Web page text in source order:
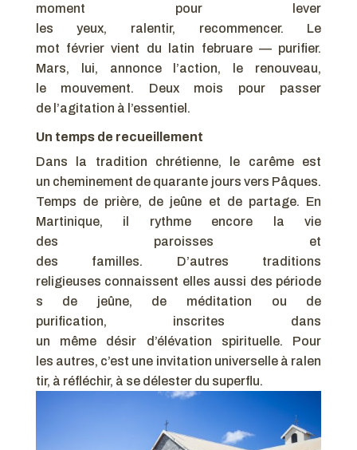
moment pour lever
les yeux, ralentir, recommencer. Le
mot février vient du latin februare — purifier.
Mars, lui, annonce l’action, le renouveau,
le mouvement. Deux mois pour passer
de l’agitation à l’essentiel.
Un temps de recueillement
Dans la tradition chrétienne, le carême est
un cheminement de quarante jours vers Pâques.
Temps de prière, de jeûne et de partage. En
Martinique, il rythme encore la vie
des paroisses et
des familles. D’autres traditions
religieuses connaissent elles aussi des période
s de jeûne, de méditation ou de
purification, inscrites dans
un même désir d’élévation spirituelle. Pour
les autres, c’est une invitation universelle à ralen
tir, à réfléchir, à se délester du superflu.